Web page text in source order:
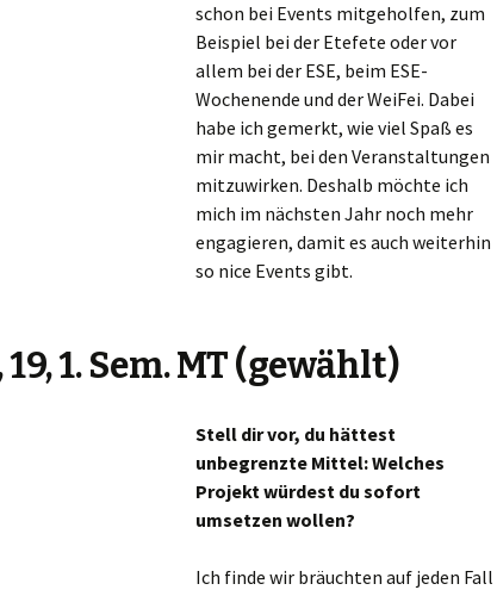
schon bei Events mitgeholfen, zum
Beispiel bei der Etefete oder vor
allem bei der ESE, beim ESE-
Wochenende und der WeiFei. Dabei
habe ich gemerkt, wie viel Spaß es
mir macht, bei den Veranstaltungen
mitzuwirken. Deshalb möchte ich
mich im nächsten Jahr noch mehr
engagieren, damit es auch weiterhin
so nice Events gibt.
1. Sem. MT (gewählt)
Stell dir vor, du hättest
unbegrenzte Mittel: Welches
Projekt würdest du sofort
umsetzen wollen?
Ich finde wir bräuchten auf jeden Fall